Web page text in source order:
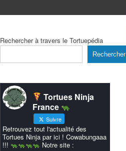
Rechercher à travers le Tortuepédia
Rechercher
Tortues Ninja
France
Suivre
Retrouvez tout l'actualité des
Tortues Ninja par ici ! Cowabungaaa
!!!
Notre site :